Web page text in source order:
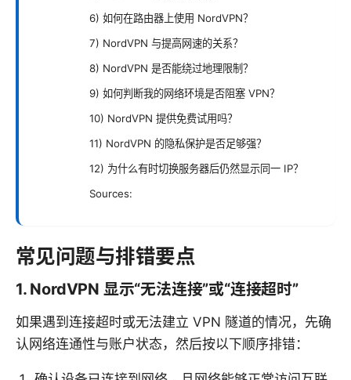
6) 如何在路由器上使用 NordVPN？
7) NordVPN 与提高网速的关系？
8) NordVPN 是否能绕过地理限制？
9) 如何判断我的网络环境是否阻塞 VPN？
10) NordVPN 提供免费试用吗？
11) NordVPN 的隐私保护是否足够强？
12) 为什么有时切换服务器后仍然显示同一 IP？
Sources:
常见问题与排错要点
1. NordVPN 显示“无法连接”或“连接超时”
如果遇到连接超时或无法建立 VPN 隧道的情况，先确
认网络连通性与账户状态，然后按以下顺序排错：